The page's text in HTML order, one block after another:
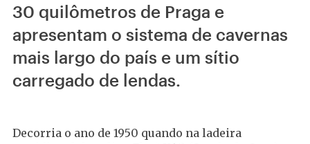
30 quilômetros de Praga e
apresentam o sistema de cavernas
mais largo do país e um sítio
carregado de lendas.
Decorria o ano de 1950 quando na ladeira